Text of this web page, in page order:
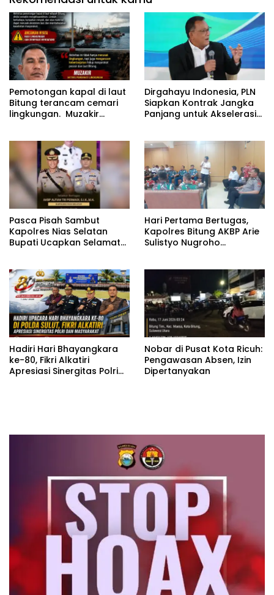
Pemotongan kapal di laut
Bitung terancam cemari
lingkungan. Muzakir
Dirgahayu Indonesia, PLN
Siapkan Kontrak Jangka
Panjang untuk Akselerasi
Pasca Pisah Sambut
Kapolres Nias Selatan
Bupati Ucapkan Selamat
Permadi
Hari Pertama Bertugas,
Kapolres Bitung AKBP Arie
Sulistyo Nugroho
Hadiri Hari Bhayangkara
ke-80, Fikri Alkatiri
Apresiasi Sinergitas Polri
Nobar di Pusat Kota Ricuh:
Pengawasan Absen, Izin
Dipertanyakan